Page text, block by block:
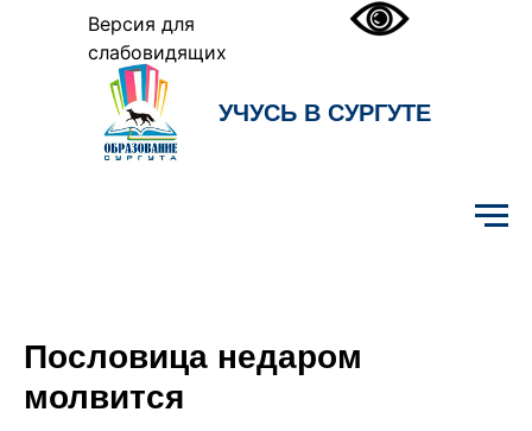
Версия для
слабовидящих
УЧУСЬ В СУРГУТЕ
Пословица недаром
молвится